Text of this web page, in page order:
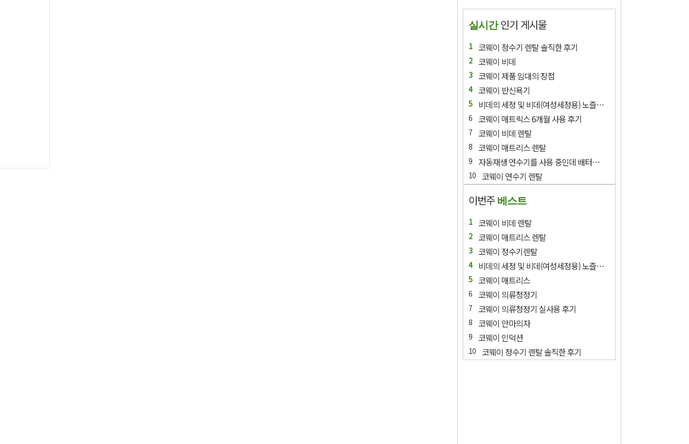
실시간인기 게시물
코웨이 정수기 렌탈 솔직한 후기
코웨이 비데
코웨이 제품 임대의 장점
코웨이 반신욕기
비데의 세정 및 비데(여성세정용) 노즐의 경우 세척이 필요한가요?
코웨이 매트릭스 6개월 사용 후기
코웨이 비데 렌탈
코웨이 매트리스 렌탈
자동재생 연수기를 사용 중인데 배터리 교환에 램프가 들어와요.
코웨이 연수기 렌탈
이번주 베스트
코웨이 비데 렌탈
코웨이 매트리스 렌탈
코웨이 정수기렌탈
비데의 세정 및 비데(여성세정용) 노즐의 경우 세척이 필요한가요?
코웨이 매트리스
코웨이 의류청정기
코웨이 의류청정기 실사용 후기
코웨이 안마의자
코웨이 인덕션
코웨이 정수기 렌탈 솔직한 후기